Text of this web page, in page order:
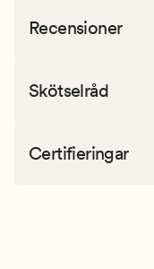
Recensioner
Skötselråd
Certifieringar